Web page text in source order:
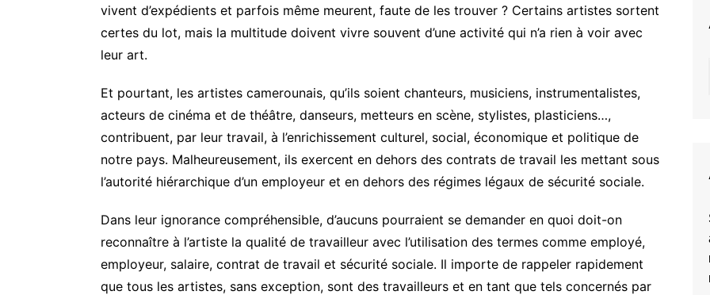
vivent d’expédients et parfois même meurent, faute de les trouver ? Certains artistes sortent
certes du lot, mais la multitude doivent vivre souvent d’une activité qui n’a rien à voir avec
leur art.
Et pourtant, les artistes camerounais, qu’ils soient chanteurs, musiciens, instrumentalistes,
acteurs de cinéma et de théâtre, danseurs, metteurs en scène, stylistes, plasticiens…,
contribuent, par leur travail, à l’enrichissement culturel, social, économique et politique de
notre pays. Malheureusement, ils exercent en dehors des contrats de travail les mettant sous
l’autorité hiérarchique d’un employeur et en dehors des régimes légaux de sécurité sociale.
Dans leur ignorance compréhensible, d’aucuns pourraient se demander en quoi doit-on
reconnaître à l’artiste la qualité de travailleur avec l’utilisation des termes comme employé,
employeur, salaire, contrat de travail et sécurité sociale. Il importe de rappeler rapidement
que tous les artistes, sans exception, sont des travailleurs et en tant que tels concernés par